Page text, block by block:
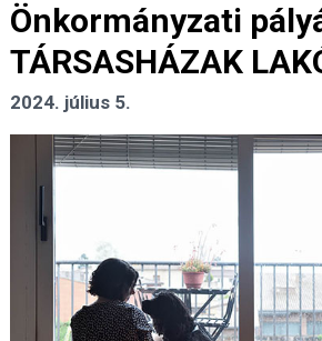
Önkormányzati
TÁRSASHÁZAK
2024. július 5.